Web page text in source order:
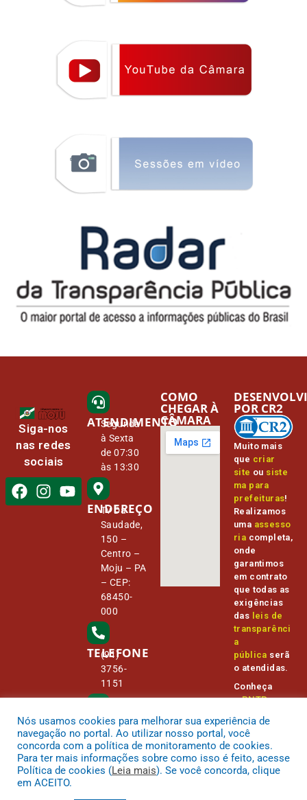
Siga-nos
nas redes
sociais
ATENDIMENTO
Segunda
à Sexta
de 07:30
às 13:30
ENDEREÇO
Tv Da
Saudade,
150 –
Centro –
Moju – PA
– CEP:
68450-
000
TELEFONE
(91)
3756-
1151
E-MAIL
camara@
cmmoju.p
a.gov.br
COMO
CHEGAR À
CÂMARA
Muito mais
que criar
site ou siste
ma para
prefeituras!
Realizamos
uma assesso
ria completa,
onde
garantimos
em contrato
que todas as
exigências
das leis de
transparênci
a
pública serã
o atendidas.
Conheça
oPNTPe
Transparênc
ia Pública
POR CR2
Nós usamos cookies para melhorar sua experiência de
navegação no portal. Ao utilizar nosso portal, você
concorda com a política de monitoramento de cookies.
Para ter mais informações sobre como isso é feito, acesse
Política de cookies (Leia mais). Se você concorda, clique
em ACEITO.